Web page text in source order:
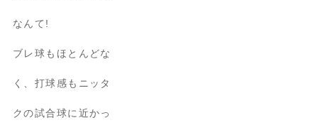
なんて!
ブレ球もほとんどな
く、打球感もニッタ
クの試合球に近かっ